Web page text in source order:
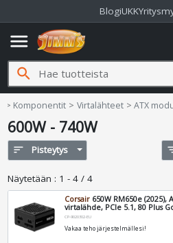
BlogiUKK
menu
search
Jimms.fi
Komponentit Virtalähteet ATX
600W - 740W
sort Pisteytys
Näytetään : 1 - 4 / 4
Corsair 650W RM650e (2025),
virtalähde, PCIe 5.1, 80 Plus
CP-9020302-EU
Vakaa teho järjestelmällesi!